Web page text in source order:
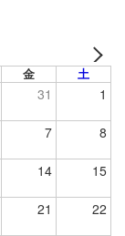
金 土
31 1
7 8
14 15
21 22